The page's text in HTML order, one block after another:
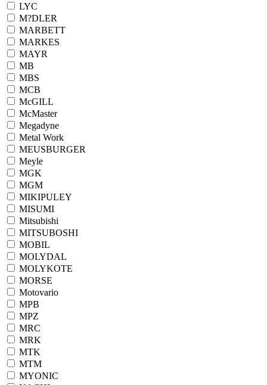
LYC
M?DLER
MARBETT
MARKES
MAYR
MB
MBS
MCB
McGILL
McMaster
Megadyne
Metal Work
MEUSBURGER
Meyle
MGK
MGM
MIKIPULEY
MISUMI
Mitsubishi
MITSUBOSHI
MOBIL
MOLYDAL
MOLYKOTE
MORSE
Motovario
MPB
MPZ
MRC
MRK
MTK
MTM
MYONIC